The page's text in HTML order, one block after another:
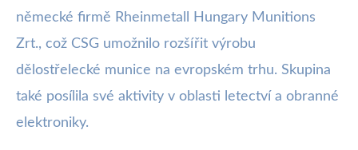
německé firmě Rheinmetall Hungary Munitions
Zrt., což CSG umožnilo rozšířit výrobu
dělostřelecké munice na evropském trhu. Skupina
také posílila své aktivity v oblasti letectví a obranné
elektroniky.